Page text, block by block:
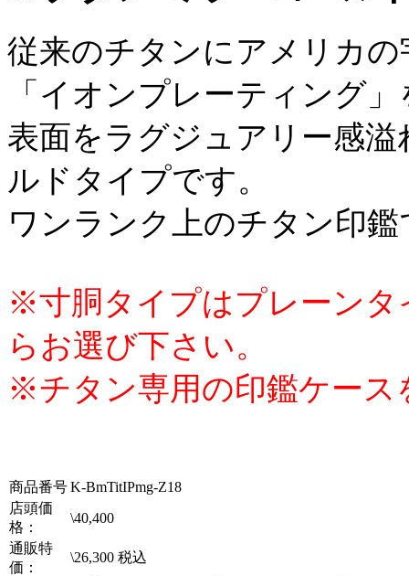
従来のチタンにアメリカ
「イオンプレーティング
表面をラグジュアリー感
ルドタイプです。
ワンランク上のチタン印鑑
※寸胴タイプはプレーン
らお選び下さい。
※チタン専用の印鑑ケース
商品番号K-BmTitIPmg-Z18
店頭価
格：
\40,400
通販特
価：
\26,300 税込